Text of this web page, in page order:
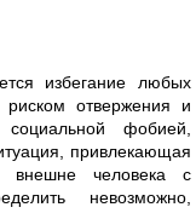
избегание любых
отвержения и
фобией,
привлекающая
человека с
невозможно,